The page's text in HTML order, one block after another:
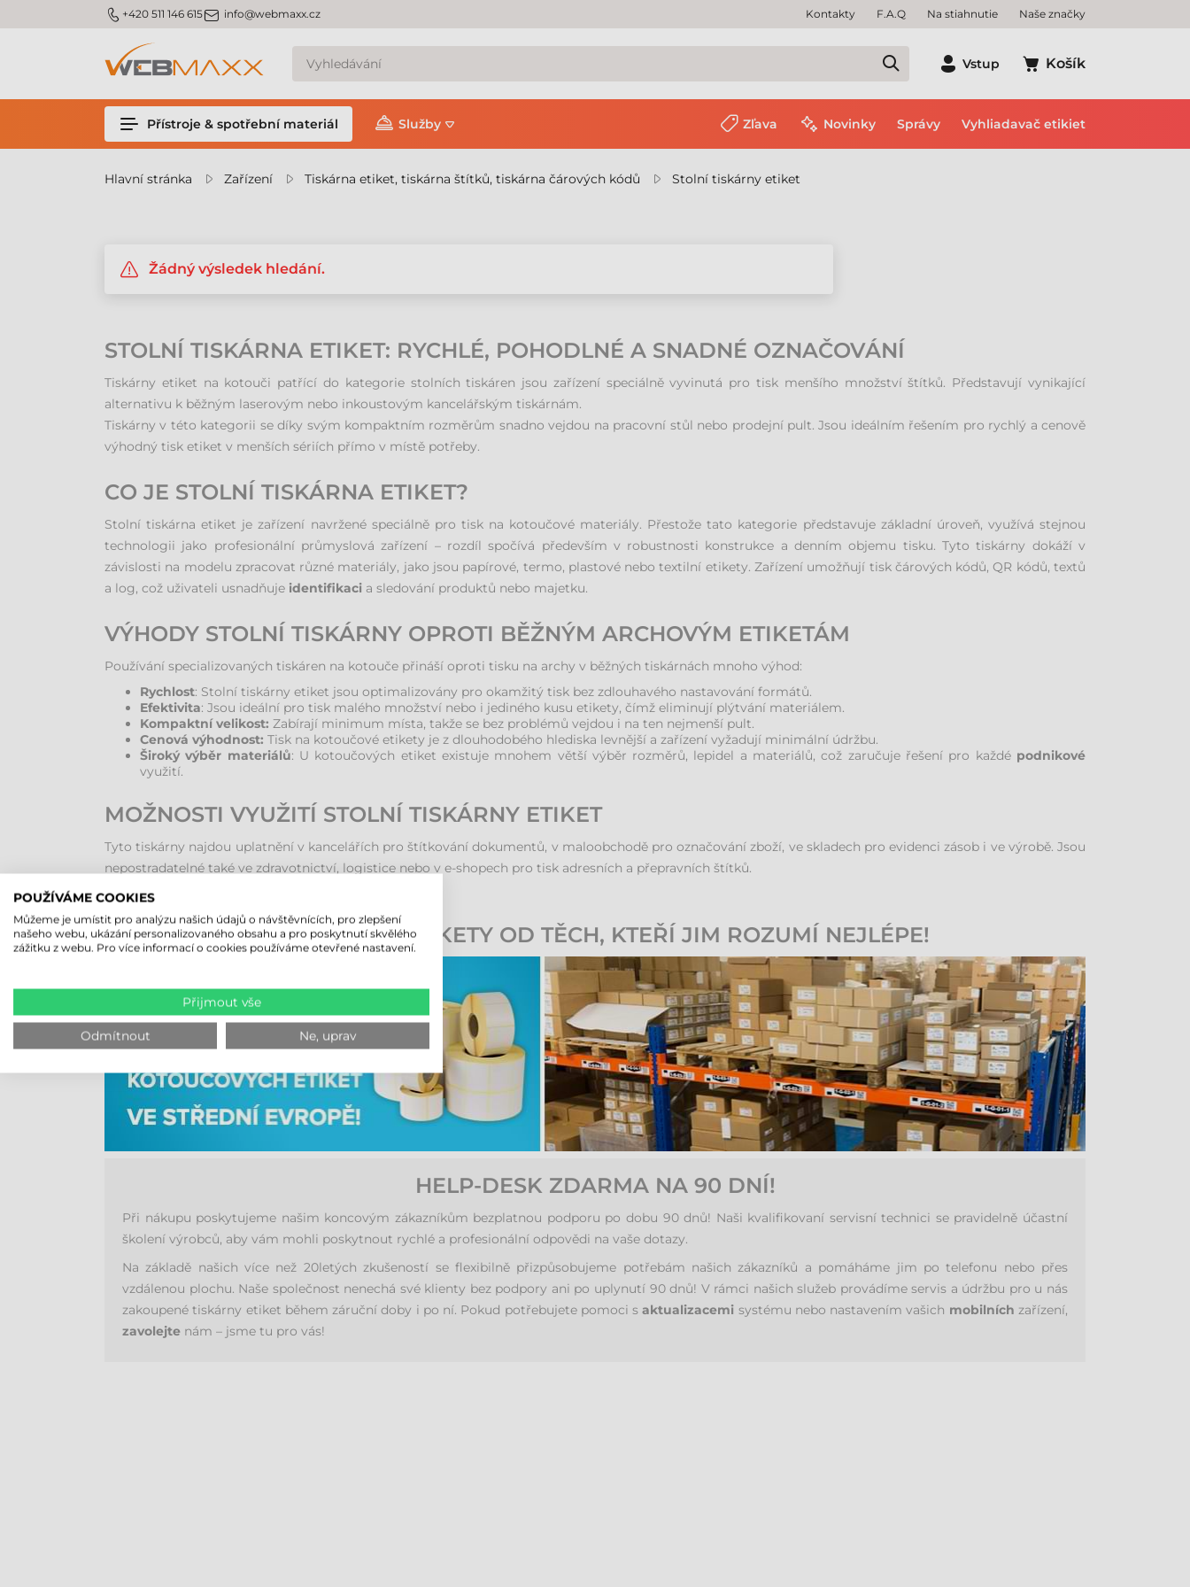
m_phone +420 511 146 615m_email info@webmaxx.cz Kontakty F.A.Q Na stiahnutie Naše značky
Vstup Košík
Přístroje & spotřební materiál Služby Zľava Novinky Správy Vyhliadavač etikiet
Hlavní stránka Zařízení Tiskárna etiket, tiskárna štítků, tiskárna čárových kódů Stolní tiskárny etiket
Žádný výsledek hledání.
STOLNÍ TISKÁRNA ETIKET: RYCHLÉ, POHODLNÉ A SNADNÉ OZNAČOVÁNÍ
Tiskárny etiket na kotouči patřící do kategorie stolních tiskáren jsou zařízení speciálně vyvinutá pro tisk menšího množství štítků. Představují vynikající
alternativu k běžným laserovým nebo inkoustovým kancelářským tiskárnám.
Tiskárny v této kategorii se díky svým kompaktním rozměrům snadno vejdou na pracovní stůl nebo prodejní pult. Jsou ideálním řešením pro rychlý a cenově
výhodný tisk etiket v menších sériích přímo v místě potřeby.
CO JE STOLNÍ TISKÁRNA ETIKET?
Stolní tiskárna etiket je zařízení navržené speciálně pro tisk na kotoučové materiály. Přestože tato kategorie představuje základní úroveň, využívá stejnou
technologii jako profesionální průmyslová zařízení – rozdíl spočívá především v robustnosti konstrukce a denním objemu tisku. Tyto tiskárny dokáží v
závislosti na modelu zpracovat různé materiály, jako jsou papírové, termo, plastové nebo textilní etikety. Zařízení umožňují tisk čárových kódů, QR kódů, textů
a log, což uživateli usnadňuje identifikaci a sledování produktů nebo majetku.
VÝHODY STOLNÍ TISKÁRNY OPROTI BĚŽNÝM ARCHOVÝM ETIKETÁM
Používání specializovaných tiskáren na kotouče přináší oproti tisku na archy v běžných tiskárnách mnoho výhod:
Rychlost: Stolní tiskárny etiket jsou optimalizovány pro okamžitý tisk bez zdlouhavého nastavování formátů.
Efektivita: Jsou ideální pro tisk malého množství nebo i jediného kusu etikety, čímž eliminují plýtvání materiálem.
Kompaktní velikost: Zabírají minimum místa, takže se bez problémů vejdou i na ten nejmenší pult.
Cenová výhodnost: Tisk na kotoučové etikety je z dlouhodobého hlediska levnější a zařízení vyžadují minimální údržbu.
Široký výběr materiálů: U kotoučových etiket existuje mnohem větší výběr rozměrů, lepidel a materiálů, což zaručuje řešení pro každé podnikové
využití.
MOŽNOSTI VYUŽITÍ STOLNÍ TISKÁRNY ETIKET
Tyto tiskárny najdou uplatnění v kancelářích pro štítkování dokumentů, v maloobchodě pro označování zboží, ve skladech pro evidenci zásob i ve výrobě. Jsou
nepostradatelné také ve zdravotnictví, logistice nebo v e-shopech pro tisk adresních a přepravních štítků.
NAKUPUJTE ETIKETY OD TĚCH, KTEŘÍ JIM ROZUMÍ NEJLÉPE!
HELP-DESK ZDARMA NA 90 DNÍ!
Při nákupu poskytujeme našim koncovým zákazníkům bezplatnou podporu po dobu 90 dnů! Naši kvalifikovaní servisní technici se pravidelně účastní
školení výrobců, aby vám mohli poskytnout rychlé a profesionální odpovědi na vaše dotazy.
Na základě našich více než 20letých zkušeností se flexibilně přizpůsobujeme potřebám našich zákazníků a pomáháme jim po telefonu nebo přes
vzdálenou plochu. Naše společnost nenechá své klienty bez podpory ani po uplynutí 90 dnů! V rámci našich služeb provádíme servis a údržbu pro u nás
zakoupené tiskárny etiket během záruční doby i po ní. Pokud potřebujete pomoci saktualizacemi systému nebo nastavením vašich mobilních zařízení,
zavolejte nám – jsme tu pro vás!
POUŽÍVÁME COOKIES
Můžeme je umístit pro analýzu našich údajů o návštěvnících, pro zlepšení
našeho webu, ukázání personalizovaného obsahu a pro poskytnutí skvělého
zážitku z webu. Pro více informací o cookies používáme otevřené nastavení.
Přijmout vše
Odmítnout Ne, uprav